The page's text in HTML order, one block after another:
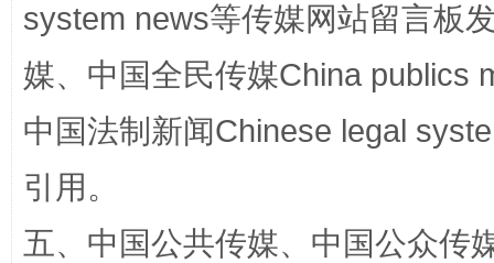
system news等传媒网站留言板
媒、中国全民传媒China publics
中国法制新闻Chinese legal
引用。
五、中国公共传媒、中国公众传